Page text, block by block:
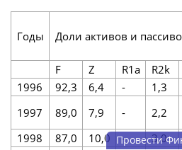
Годы Доли активов и
F Z R1a R2k
1996
92,3 6,4 - 1,3
1997
89,0 7,9 - 2,2
1998
87,0 10,0 - 3,0
Провести